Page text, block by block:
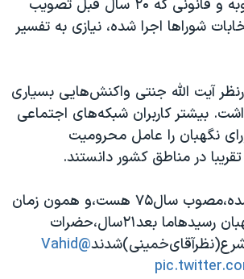
اساس قانون، مصوبه و قانونی که ۲۰ سال قبل تصویب
شوراها اجرا شده، نیازی به تفسیر
آیت الله جنتی واکنش‌هایی بسیاری
بیشتر کاربران شبکه‌های اجتماعی
نگهبان را عامل محرومیت
در مناطق کشور دانستند.
ماده قانونی ذکر شده،مصوب سال۷۵ هست،و همون زمان
به تایید شورای نگهبان رسیدهاما بعد۲۱سال،حضرات
@Vahid